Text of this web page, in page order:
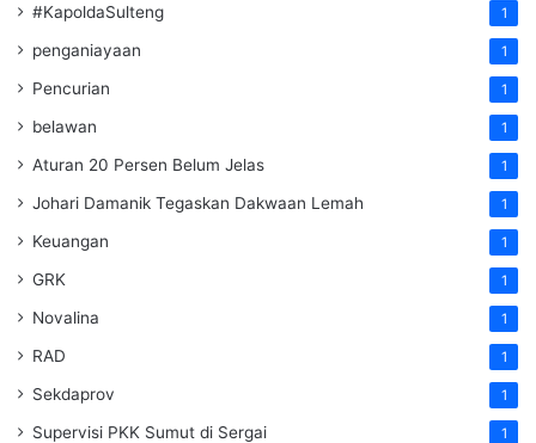
#KapoldaSulteng 1
penganiayaan 1
Pencurian 1
belawan 1
Aturan 20 Persen Belum Jelas 1
Johari Damanik Tegaskan Dakwaan Lemah 1
Keuangan 1
GRK 1
Novalina 1
RAD 1
Sekdaprov 1
Supervisi PKK Sumut di Sergai 1